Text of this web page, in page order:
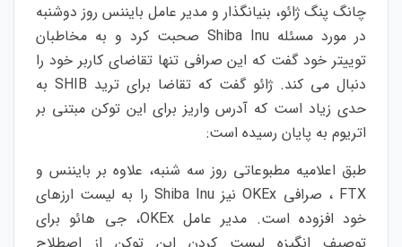
چانگ پنگ ژائو، بنیانگذار و مدیر عامل بایننس روز دوشنبه
در مورد مسئله Shiba Inu صحبت کرد و به مخاطبان
توییتر خود گفت که این صرافی تنها تقاضای کاربر خود را
دنبال می کند. ژائو گفت که تقاضا برای ترید SHIB به
حدی زیاد است که آدرس واریز برای این توکن مبتنی بر
اتریوم به پایان رسیده است:
طبق اعلامیه مطبوعاتی روز سه شنبه، علاوه بر بایننس و
FTX ، صرافی OKEx نیز Shiba Inu را به لیست ارزهای
خود افزوده است. مدیر عامل OKEx، جی هائو برای